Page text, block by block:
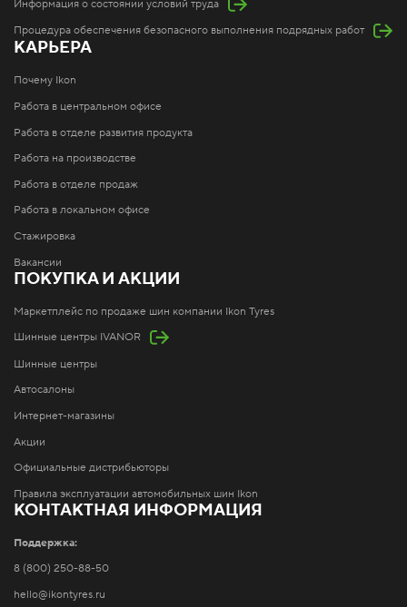
Информация о состоянии условий труда
Процедура обеспечения безопасного выполнения подрядных работ
КАРЬЕРА
Почему Ikon
Работа в центральном офисе
Работа в отделе развития продукта
Работа на производстве
Работа в отделе продаж
Работа в локальном офисе
Стажировка
Вакансии
ПОКУПКА И АКЦИИ
Маркетплейс по продаже шин компании Ikon Tyres
Шинные центры IVANOR
Шинные центры
Автосалоны
Интернет-магазины
Акции
Официальные дистрибьюторы
Правила эксплуатации автомобильных шин Ikon
КОНТАКТНАЯ ИНФОРМАЦИЯ
Поддержка:
8 (800) 250-88-50
hello@ikontyres.ru